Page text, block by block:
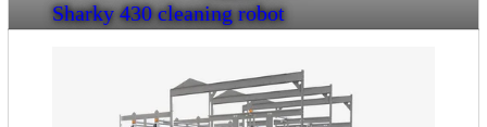
Sharky 430 cleaning robot